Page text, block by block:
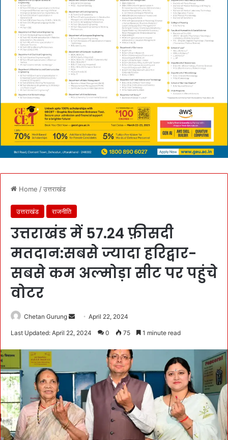
Home /उत्तराखंड
उत्तराखंड राजनीति
उत्तराखंड में 57.24 फ़ीसदी
मतदान:सबसे ज्यादा हरिद्वार-
सबसे कम अल्मोड़ा सीट पर पहुंचे
वोटर
Chetan Gurung
n
e
m
a
i
April 22, 2024
Last Updated: April 22, 2024 0 75 1 minute read